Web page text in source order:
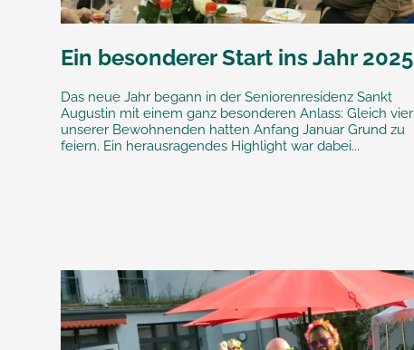
Ein besonderer Start ins Jahr 2025
Das neue Jahr begann in der Seniorenresidenz Sankt
Augustin mit einem ganz besonderen Anlass: Gleich vier
unserer Bewohnenden hatten Anfang Januar Grund zu
feiern. Ein herausragendes Highlight war dabei...